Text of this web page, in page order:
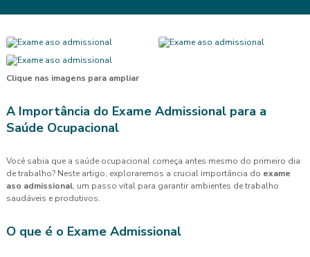
Clique nas imagens para ampliar
A Importância do Exame Admissional para a
Saúde Ocupacional
Você sabia que a saúde ocupacional começa antes mesmo do primeiro dia
de trabalho? Neste artigo, exploraremos a crucial importância do exame
aso admissional, um passo vital para garantir ambientes de trabalho
saudáveis e produtivos.
O que é o Exame Admissional